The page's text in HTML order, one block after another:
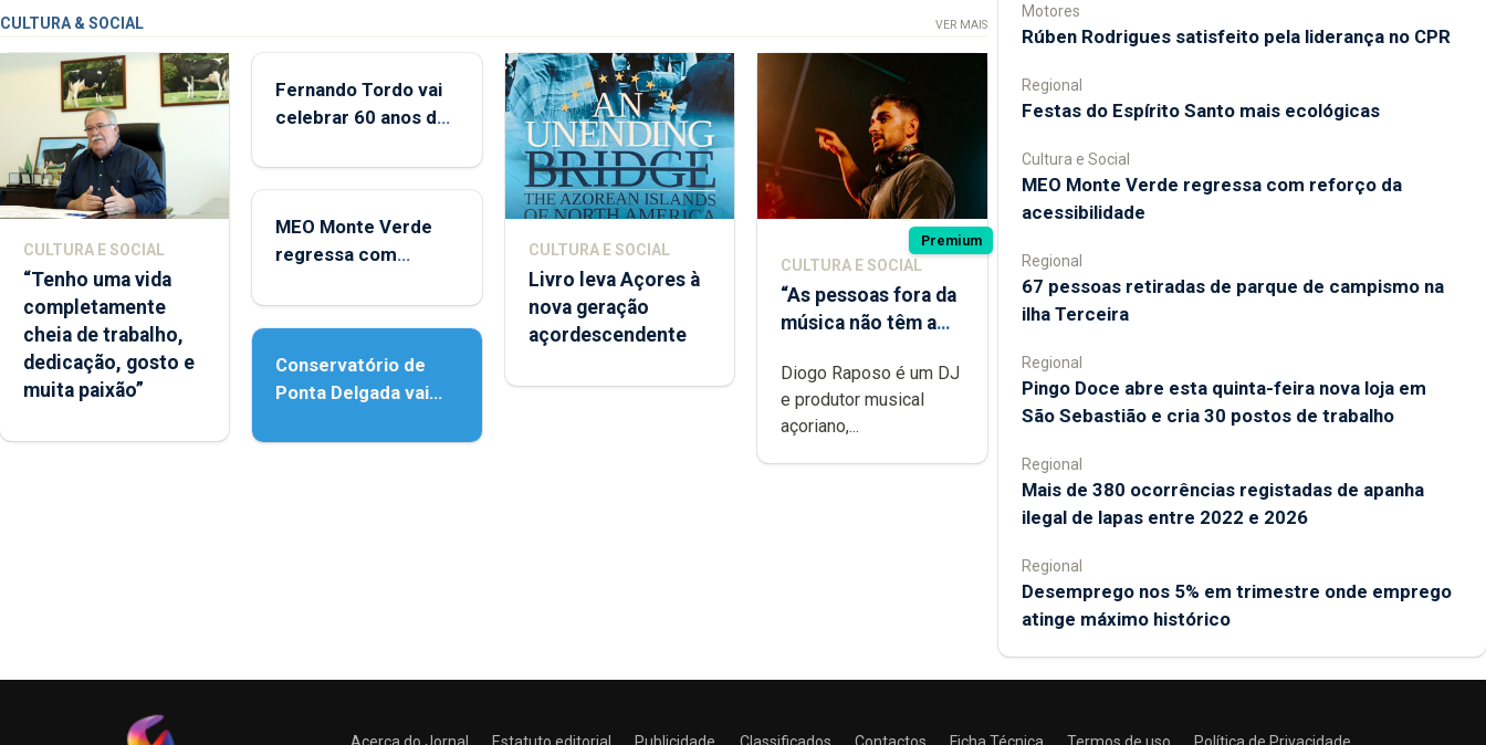
CULTURA & SOCIAL VER MAIS
CULTURA E SOCIAL
“Tenho uma vida
completamente
cheia de trabalho,
dedicação, gosto e
muita paixão”
Fernando Tordo vai
celebrar 60 anos de
Micaelense
MEO Monte Verde
regressa com
acessibilidade
Conservatório de
Ponta Delgada vai
instrumentos
CULTURA E SOCIAL
Livro leva Açores à
nova geração
açordescendente
Premium
CULTURA E SOCIAL
“As pessoas fora da
música não têm a
difícil é produzir
uma música”
Diogo Raposo é um DJ
e produtor musical
açoriano,...
Motores
Rúben Rodrigues satisfeito pela liderança no CPR
Regional
Festas do Espírito Santo mais ecológicas
Cultura e Social
MEO Monte Verde regressa com reforço da
acessibilidade
Regional
67 pessoas retiradas de parque de campismo na
ilha Terceira
Regional
Pingo Doce abre esta quinta-feira nova loja em
São Sebastião e cria 30 postos de trabalho
Regional
Mais de 380 ocorrências registadas de apanha
ilegal de lapas entre 2022 e 2026
Regional
Desemprego nos 5% em trimestre onde emprego
atinge máximo histórico